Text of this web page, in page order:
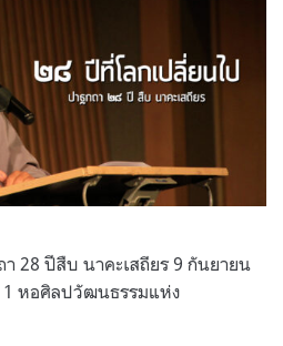
า 28 ปีสืบ นาคะเสถียร 9 กันยายน
1 หอศิลปวัฒนธรรมแห่ง